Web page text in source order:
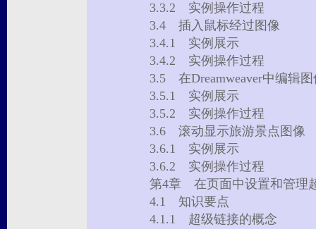
3.3.2 实例操作过程
3.4 插入鼠标经过图像
3.4.1 实例展示
3.4.2 实例操作过程
3.5 在Dreamweaver中编辑
3.5.1 实例展示
3.5.2 实例操作过程
3.6 滚动显示旅游景点图
3.6.1 实例展示
3.6.2 实例操作过程
第4章 在页面中设置和管
4.1 知识要点
4.1.1 超级链接的概念